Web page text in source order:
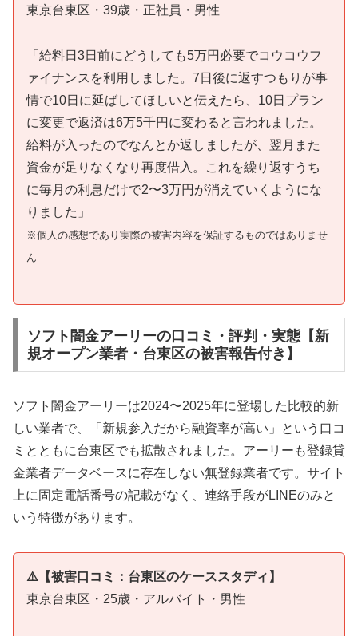
東京台東区・39歳・正社員・男性
「給料日3日前にどうしても5万円必要でコウコウフ
ァイナンスを利用しました。7日後に返すつもりが事
情で10日に延ばしてほしいと伝えたら、10日プラン
に変更で返済は6万5千円に変わると言われました。
給料が入ったのでなんとか返しましたが、翌月また
資金が足りなくなり再度借入。これを繰り返すうち
に毎月の利息だけで2〜3万円が消えていくようにな
りました」
※個人の感想であり実際の被害内容を保証するものではありませ
ん
ソフト闇金アーリーの口コミ・評判・実態【新
規オープン業者・台東区の被害報告付き】
ソフト闇金アーリーは2024〜2025年に登場した比較的新
しい業者で、「新規参入だから融資率が高い」という口コ
ミとともに台東区でも拡散されました。アーリーも登録貸
金業者データベースに存在しない無登録業者です。サイト
上に固定電話番号の記載がなく、連絡手段がLINEのみと
いう特徴があります。
⚠️【被害口コミ：台東区のケーススタディ】
東京台東区・25歳・アルバイト・男性